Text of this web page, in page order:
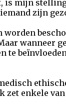
is mijn
zijn
worden
wanneer
te
zet enkele